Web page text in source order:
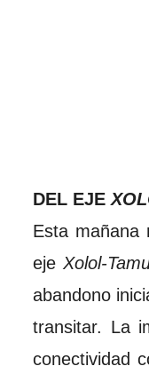
DEL EJE
Esta mañana
ejeXolol-
abandono
transitar. La
conectividad